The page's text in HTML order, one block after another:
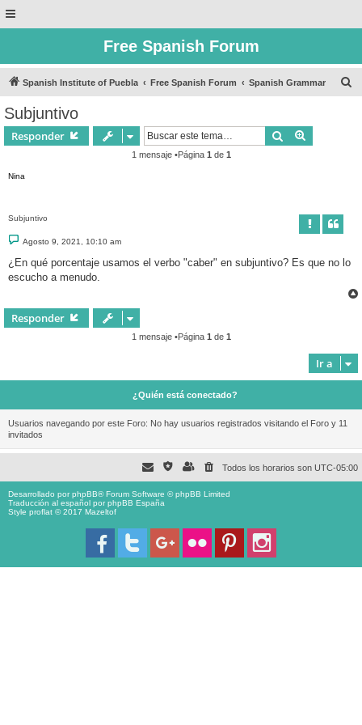
Free Spanish Forum
Spanish Institute of Puebla Free Spanish Forum Spanish Grammar
Subjuntivo
Responder Buscar
1 mensaje •Página 1 de 1
Nina
Subjuntivo
M
e
n
s
a
Agosto 9, 2021, 10:10 am
¿En qué porcentaje usamos el verbo "caber" en subjuntivo? Es que no lo
escucho a menudo.
Responder
1 mensaje •Página 1 de 1
Ir a
¿Quién está conectado?
Usuarios navegando por este Foro: No hay usuarios registrados visitando el Foro y 11
invitados
Todos los horarios son UTC-05:00
Desarrollado porphpBB® Forum Software © phpBB Limited
Traducción al español porphpBB España
Style proflat © 2017 Mazeltof